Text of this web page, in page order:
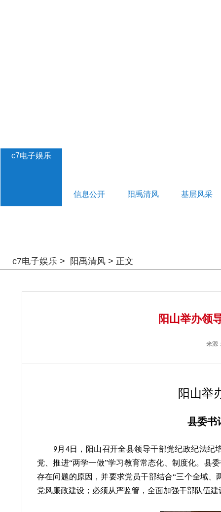
c7电子娱乐
信息公开 阳禹清风 基层风采
c7电子娱乐 > 阳禹清风 > 正文
阳山举办领
来源
阳山举
县委书
9月 4日，阳山召开全县领导干部党纪政纪法纪
党、推进“两学一做”学习教育常态化、制度化。县
存在问题的原因，并要求党员干部结合“三个全域
党风廉政建设 ； 必须从严监管，全面加强干部队伍建